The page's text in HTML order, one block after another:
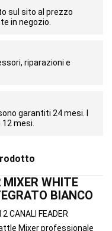
sul sito al prezzo
in negozio.
riparazioni e
garantiti 24 mesi. I
mesi.
WHITE
BIANCO
CANALI FEADER
Mixer professionale